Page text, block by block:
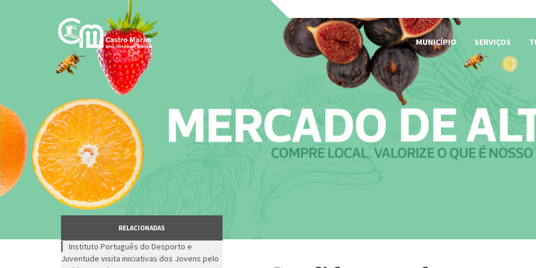
MUNICÍPIO
SERVIÇOS
RELACIONADAS
Instituto Português do Desporto e
Juventude visita iniciativas dos Jovens pelo